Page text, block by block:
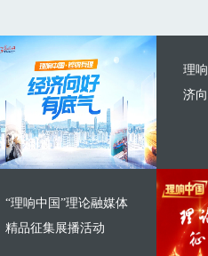
理
济
“理响中国”理论融媒体
精品征集展播活动